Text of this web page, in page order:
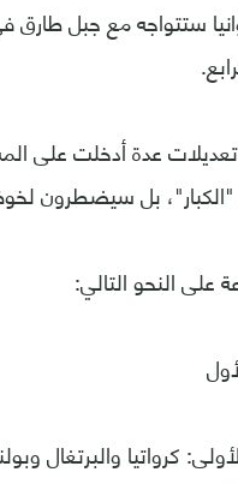
ستتواجه مع جبل
عدة أدخلت على
"الكبار"، بل سيضطرون
على النحو التالي:
كرواتيا والبرتغال